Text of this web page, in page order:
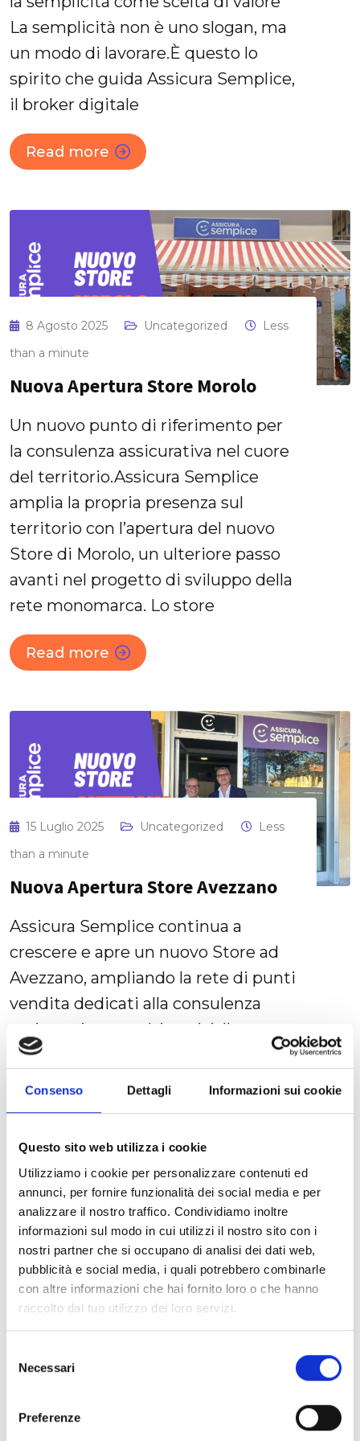
Consenso Dettagli Informazioni sui cookie
Questo sito web utilizza i cookie
Utilizziamo i cookie per personalizzare contenuti ed
annunci, per fornire funzionalità dei social media e per
analizzare il nostro traffico. Condividiamo inoltre
informazioni sul modo in cui utilizzi il nostro sito con i
nostri partner che si occupano di analisi dei dati web,
pubblicità e social media, i quali potrebbero combinarle
con altre informazioni che hai fornito loro o che hanno
raccolto dal tuo utilizzo dei loro servizi.
Necessari
Preferenze
La semplicità non è uno slogan, ma
un modo di lavorare.È questo lo
spirito che guida Assicura Semplice,
il broker digitale
Read more
8 Agosto 2025 Uncategorized
Less
than a minute
Nuova Apertura Store Morolo
Un nuovo punto di riferimento per
la consulenza assicurativa nel cuore
del territorio.Assicura Semplice
amplia la propria presenza sul
territorio con l’apertura del nuovo
Store di Morolo, un ulteriore passo
avanti nel progetto di sviluppo della
rete monomarca. Lo store
Read more
15 Luglio 2025 Uncategorized
Less
than a minute
Nuova Apertura Store Avezzano
Assicura Semplice continua a
crescere e apre un nuovo Store ad
Avezzano, ampliando la rete di punti
vendita dedicati alla consulenza
assicurativa e multiservizi. Il nuovo
spazio, situato in Via degli Eroi 42, è
pensato per offrire ai clienti un
15 Giugno 2025 Uncategorized
than a minute
Nuova Apertura Store Velletri
una nuova veste: un ambiente